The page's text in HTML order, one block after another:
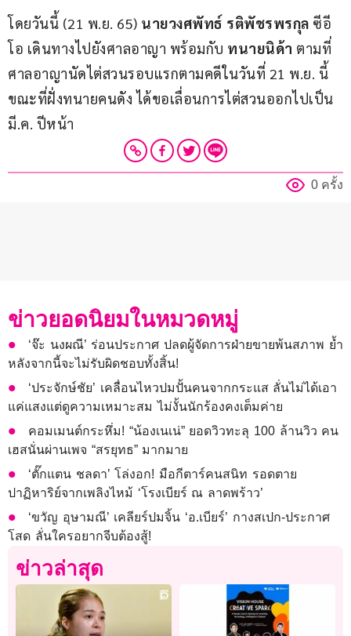
โดยวันนี้ (21 พ.ย. 65) นายวงศพัทธ์ รติพัชรพรกุล ซีอี
โอ เดินทางไปยังศาลอาญา พร้อมกับ ทนายนิด้า ตามที่
ศาลอาญานัดไต่สวนรอบแรกตามคดีในวันที่ 21 พ.ย. นี้
ขณะที่ฝั่งทนายคนดัง ได้ขอเลื่อนการไต่สวนออกไปเป็น
มี.ค. ปีหน้า
0 ครั้ง
ข่าวยอดนิยมในหมวดหมู่
‘จ๊ะ นงผณี’ ร่อนประกาศ ปลดผู้จัดการฝ่ายขายพ้นสภาพ ย้ำ
หลังจากนี้จะไม่รับผิดชอบทั้งสิ้น!
‘ประจักษ์ชัย’ เคลื่อนไหวปมปั้นคนจากกระแส ลั่นไม่ได้เอา
แค่แสงแต่ดูความเหมาะสม ไม่งั้นนักร้องคงเต็มค่าย
คอมเมนต์กระหึ่ม! “น้องเนเน่” ยอดวิวทะลุ 100 ล้านวิว คน
เฮสนั่นผ่านเพจ “สรยุทธ” มากมาย
‘ตั๊กแตน ชลดา’ โล่งอก! มือกีตาร์คนสนิท รอดตาย
ปาฏิหาริย์จากเพลิงไหม้ ‘โรงเบียร์ ณ ลาดพร้าว’
‘ขวัญ อุษามณี’ เคลียร์ปมจิ้น ‘อ.เบียร์’ กางสเปก-ประกาศ
โสด ลั่นใครอยากจีบต้องสู้!
ข่าวล่าสุด